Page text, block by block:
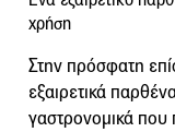
χρήση
Στην πρόσφατη
εξαιρετικά
γαστρονομικά που